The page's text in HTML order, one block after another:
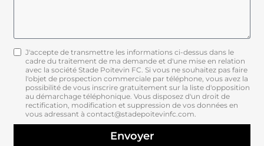
J'accepte de transmettre les informations ci-dessus dans le
cadre du traitement de ma demande et d'une mise en relation
avec la société Stade Poitevin FC. Si vous ne souhaitez pas faire
l'objet de prospection commerciale par téléphone, vous avez la
possibilité de vous inscrire gratuitement sur la liste d'opposition
au démarchage téléphonique. Vous disposez d'un droit de
rectification, modification et suppression de vos données en
vous adressant à contact@stadepoitevinfc.com.
Envoyer